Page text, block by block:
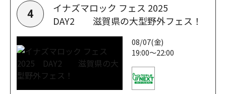
4
イナズマロック フェス 2025
DAY2 滋賀県の大型野外フェス！
08/07(金)
19:00～22:00